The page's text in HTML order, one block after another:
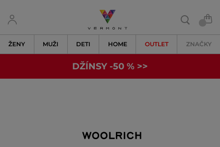
ŽENY MUŽI DETI HOME OUTLET ZNAČKY
DŽÍNSY -50 % >>